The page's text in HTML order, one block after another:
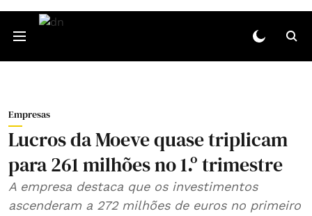
Empresas
Lucros da Moeve quase triplicam
para 261 milhões no 1.º trimestre
A empresa destaca que os investimentos
ascenderam a 272 milhões de euros no primeiro